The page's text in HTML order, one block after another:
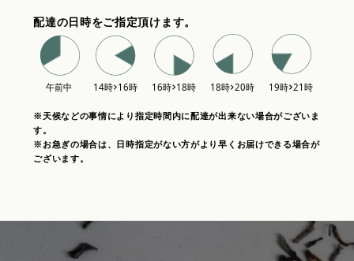
配達の日時をご指定頂けます。
※天候などの事情により指定時間内に配達が出来ない場合がございま
す。
※お急ぎの場合は、日時指定がない方がより早くお届けできる場合が
ございます。